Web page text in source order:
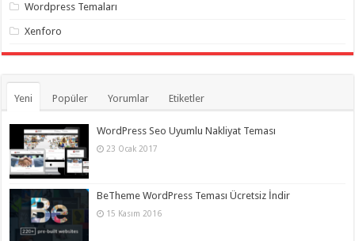
Wordpress Temaları
Xenforo
Yeni Popüler Yorumlar Etiketler
WordPress Seo Uyumlu Nakliyat Teması
23 Ocak 2017
BeTheme WordPress Teması Ücretsiz İndir
15 Kasım 2016